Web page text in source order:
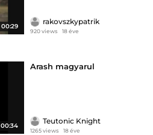
00:29
rakovszkypatrik
920 views 18 éve
00:34
Arash magyarul
Teutonic Knight
1265 views 18 éve